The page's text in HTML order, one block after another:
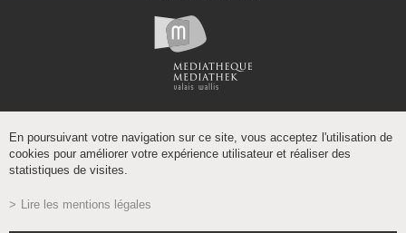
Powered by /boomerang
En poursuivant votre navigation sur ce site, vous acceptez l'utilisation de
cookies pour améliorer votre expérience utilisateur et réaliser des
statistiques de visites.
Lire les mentions légales